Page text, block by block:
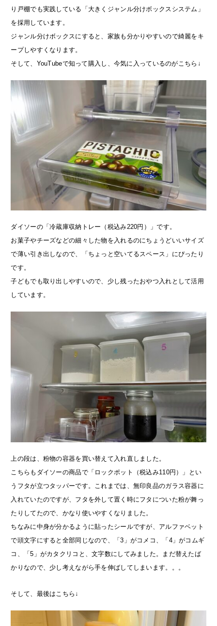
り戸棚でも実践している「大きくジャンル分けボックスシステム」
を採用しています。
ジャンル分けボックスにすると、家族も分かりやすいので綺麗をキ
ープしやすくなります。
そして、YouTubeで知って購入し、今気に入っているのがこちら↓
ダイソーの「冷蔵庫収納トレー（税込み220円）」です。
お菓子やチーズなどの細々した物を入れるのにちょうどいいサイズ
で薄い引き出しなので、「ちょっと空いてるスペース」にぴったり
です。
子どもでも取り出しやすいので、少し残ったおやつ入れとして活用
しています。
上の段は、粉物の容器を買い替えて入れ直しました。
こちらもダイソーの商品で「ロックポット（税込み110円）」とい
うフタが立つタッパーです。これまでは、無印良品のガラス容器に
入れていたのですが、フタを外して置く時にフタについた粉が舞っ
たりしてたので、かなり使いやすくなりました。
ちなみに中身が分かるように貼ったシールですが、アルファベット
で頭文字にすると全部同じなので、「3」がコメコ、「4」がコムギ
コ、「5」がカタクリコと、文字数にしてみました。まだ替えたば
かりなので、少し考えながら手を伸ばしてしまいます。。。
そして、最後はこちら↓